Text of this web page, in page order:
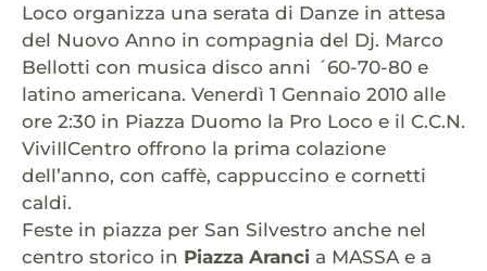
Loco organizza una serata di Danze in attesa
del Nuovo Anno in compagnia del Dj. Marco
Bellotti con musica disco anni ´60-70-80 e
latino americana. Venerdì 1 Gennaio 2010 alle
ore 2:30 in Piazza Duomo la Pro Loco e il C.C.N.
ViviIlCentro offrono la prima colazione
dell’anno, con caffè, cappuccino e cornetti
caldi.
Feste in piazza per San Silvestro anche nel
centro storico in Piazza Aranci a MASSA e a